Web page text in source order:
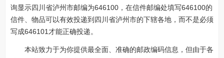
询显示四川省泸州市邮编为646100，在信件邮编处填写646100的
信件、物品可以有效投递到四川省泸州市的下辖各地，而不是必须
写成646101才能正确投递。
本站致力于为你提供最全面、准确的邮政编码信息，但由于各